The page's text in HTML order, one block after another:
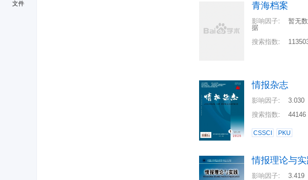
文件 青海档案
影响因子:
暂无数
据
搜索指数:
情报杂志
影响因子: 3.030
搜索指数: 44146
CSSCI PKU
情报理论与
影响因子: 3.419